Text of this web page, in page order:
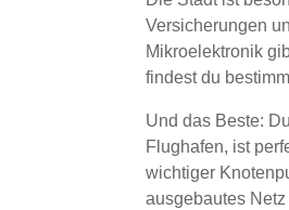
Versicherungen
Mikroelektronik
findest du
Und das Beste:
Flughafen, ist
wichtiger
ausgebautes